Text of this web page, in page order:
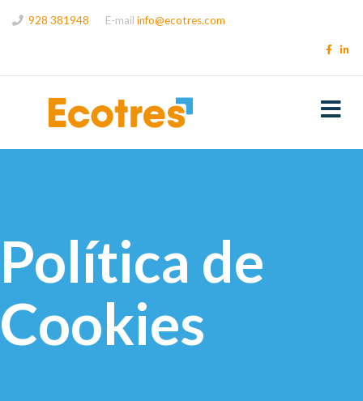
928 381948 E-mail info@ecotres.com
Política de
Cookies